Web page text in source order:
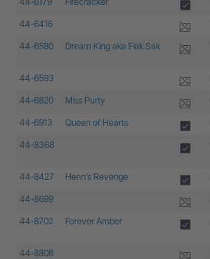
44-6416
44-6580 Dream King aka Flak Sak
44-6593
44-6820 Miss Purty
44-6913 Queen of Hearts
44-8368
44-8427 Henn’s Revenge
44-8699
44-8702 Forever Amber
44-8808